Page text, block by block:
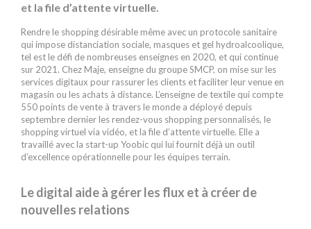
et la file d’attente virtuelle.
Rendre le shopping désirable même avec un protocole sanitaire
qui impose distanciation sociale, masques et gel hydroalcoolique,
tel est le défi de nombreuses enseignes en 2020, et qui continue
sur 2021. Chez Maje, enseigne du groupe SMCP, on mise sur les
services digitaux pour rassurer les clients et faciliter leur venue en
magasin ou les achats à distance. L’enseigne de textile qui compte
550 points de vente à travers le monde a déployé depuis
septembre dernier les rendez-vous shopping personnalisés, le
shopping virtuel via vidéo, et la file d’attente virtuelle. Elle a
travaillé avec la start-up Yoobic qui lui fournit déjà un outil
d’excellence opérationnelle pour les équipes terrain.
Le digital aide à gérer les flux et à créer de
nouvelles relations